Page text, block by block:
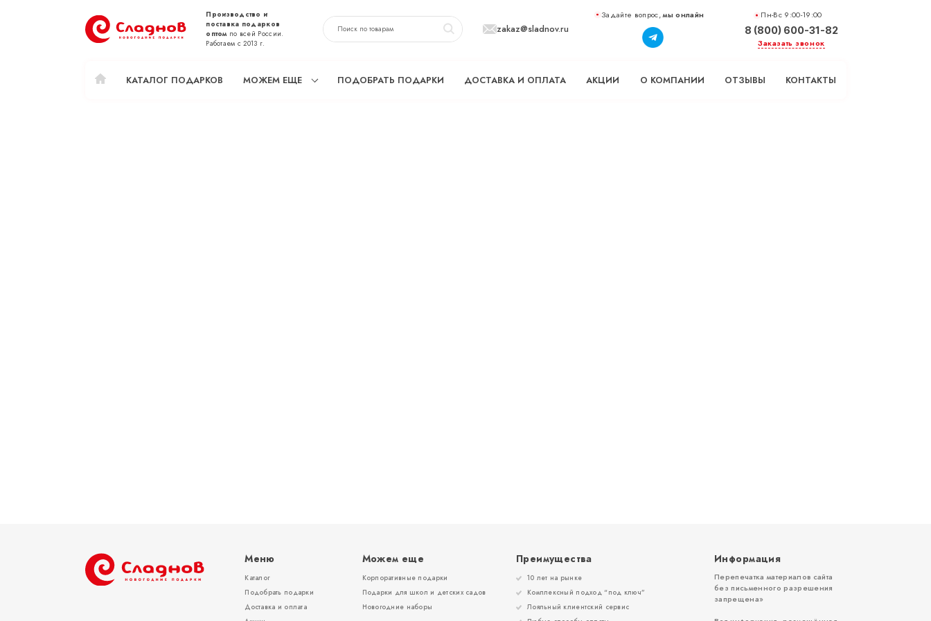
Производство и
поставка подарков
оптомпо всей России.
Работаем с 2013 г.
zakaz@sladnov.ru
Задайте вопрос,мы онлайн Пн-Вс 9:00-19:00
8 (800) 600-31-82
Заказать звонок
КАТАЛОГ ПОДАРКОВ МОЖЕМ ЕЩЕ ПОДОБРАТЬ ПОДАРКИ ДОСТАВКА И ОПЛАТА АКЦИИ О КОМПАНИИ ОТЗЫВЫ КОНТАКТЫ
Меню
Каталог
Подобрать подарки
Доставка и оплата
Можем еще
Корпоративные подарки
Подарки для школ и детских садов
Новогодние наборы
Преимущества
10 лет на рынке
Комплексный подход “под ключ”
Лояльный клиентский сервис
Информация
Перепечатка материалов сайта
без письменного разрешения
запрещена»